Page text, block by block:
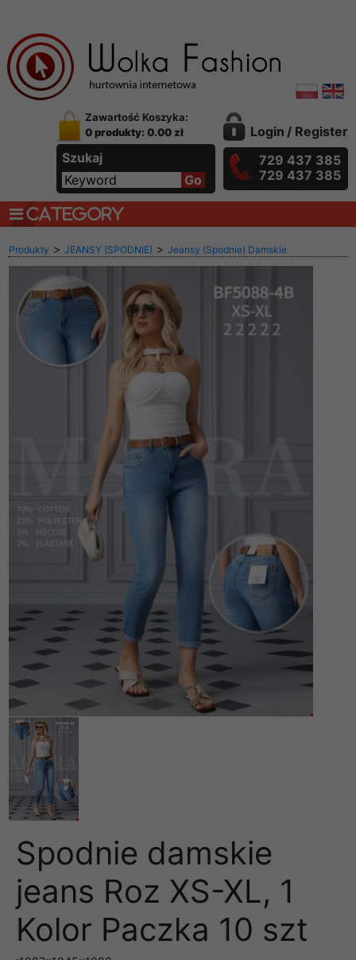
Zawartość Koszyka:
0 produkty: 0.00 zł
Szukaj
Login / Register
729 437 385
729 437 385
CATEGORY
Produkty > JEANSY (SPODNIE) > Jeansy (Spodnie) Damskie
Spodnie damskie
jeans Roz XS-XL, 1
Kolor Paczka 10 szt